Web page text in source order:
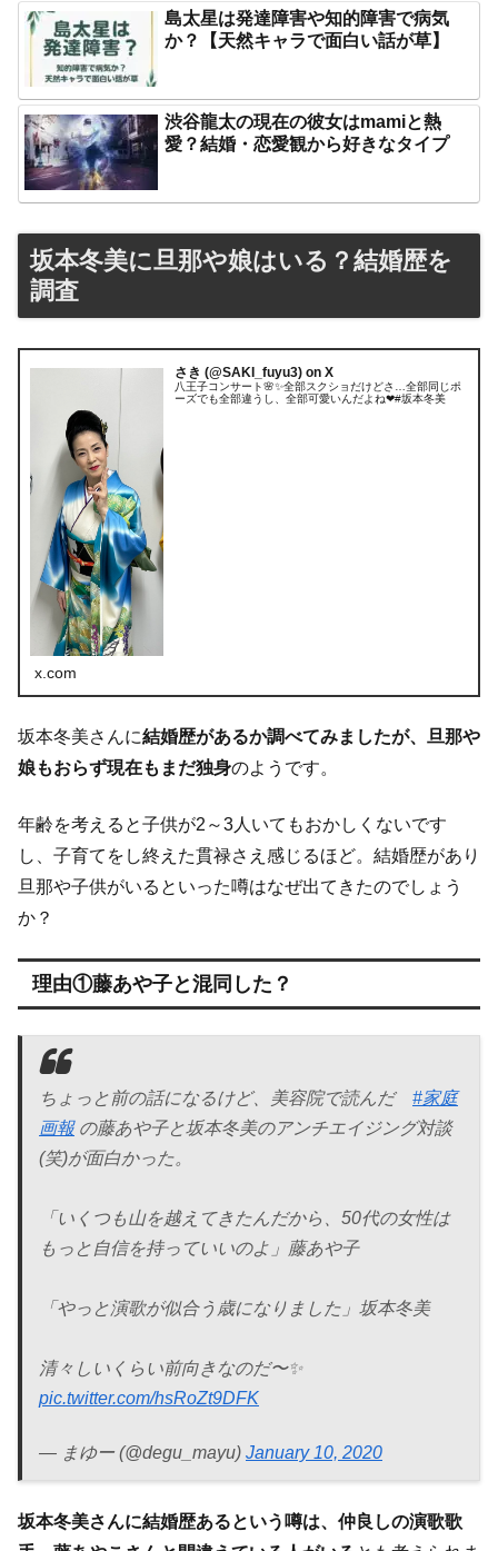
島太星は発達障害や知的障害で病気
か？【天然キャラで面白い話が草】
渋谷龍太の現在の彼女はmamiと熱
愛？結婚・恋愛観から好きなタイプ
坂本冬美に旦那や娘はいる？結婚歴を
調査
さき (@SAKI_fuyu3) on X
八王子コンサート🌸✨全部スクショだけどさ…全部同じポ
ーズでも全部違うし、全部可愛いんだよね❤︎#坂本冬美
x.com
坂本冬美さんに結婚歴があるか調べてみましたが、旦那や
娘もおらず現在もまだ独身のようです。
年齢を考えると子供が2～3人いてもおかしくないです
し、子育てをし終えた貫禄さえ感じるほど。結婚歴があり
旦那や子供がいるといった噂はなぜ出てきたのでしょう
か？
理由①藤あや子と混同した？
ちょっと前の話になるけど、美容院で読んだ #家庭
画報の藤あや子と坂本冬美のアンチエイジング対談
(笑)が面白かった。
「いくつも山を越えてきたんだから、50代の女性は
もっと自信を持っていいのよ」藤あや子
「やっと演歌が似合う歳になりました」坂本冬美
清々しいくらい前向きなのだ〜✨
pic.twitter.com/hsRoZt9DFK
— まゆー (@degu_mayu) January 10, 2020
坂本冬美さんに結婚歴あるという噂は、仲良しの演歌歌